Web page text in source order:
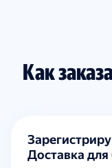
Как
Доставка для